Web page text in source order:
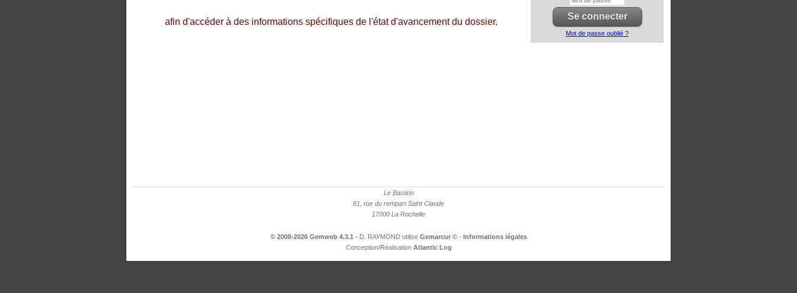
Mot de passe oublié ?
afin d'accéder à des informations spécifiques de l'état d'avancement du dossier.
Le Bastion
81, rue du rempart Saint Claude
17000 La Rochelle
© 2008-2026 Gemweb 4.3.1 - D. RAYMOND utilise Gemarcur © - Informations légales
Conception/Réalisation Atlantic Log